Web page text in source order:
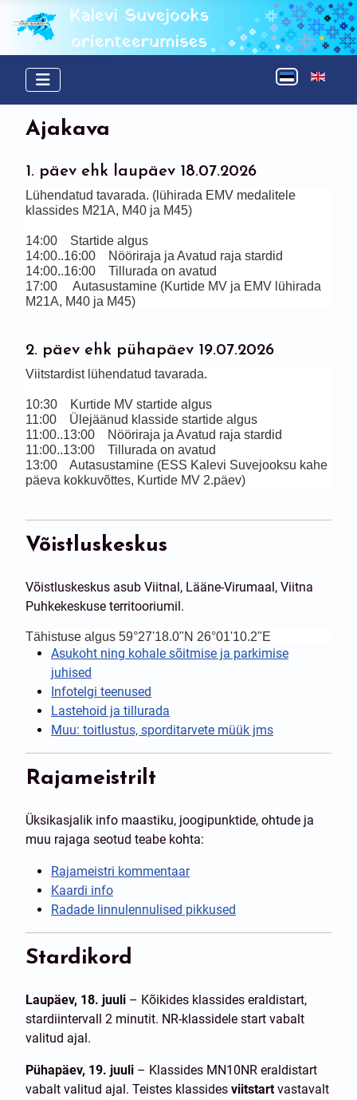
Vali keel
Ajakava
1. päev ehk laupäev 18.07.2026
Lühendatud tavarada. (lühirada EMV medalitele
klassides M21A, M40 ja M45)
14:00    Startide algus
14:00..16:00    Nööriraja ja Avatud raja stardid
14:00..16:00    Tillurada on avatud
17:00     Autasustamine (Kurtide MV ja EMV lühirada
M21A, M40 ja M45)
2. päev ehk pühapäev 19.07.2026
Viitstardist lühendatud tavarada.
10:30    Kurtide MV startide algus
11:00    Ülejäänud klasside startide algus
11:00..13:00    Nööriraja ja Avatud raja stardid
11:00..13:00    Tillurada on avatud
13:00    Autasustamine (ESS Kalevi Suvejooksu kahe
päeva kokkuvõttes, Kurtide MV 2.päev)
Võistluskeskus
Võistluskeskus asub Viitnal, Lääne-Virumaal, Viitna
Puhkekeskuse territooriumil.
Tähistuse algus 59°27'18.0"N 26°01'10.2"E
Asukoht ning kohale sõitmise ja parkimise
juhised
Infotelgi teenused
Lastehoid ja tillurada
Muu: toitlustus, sporditarvete müük jms
Rajameistrilt
Üksikasjalik info maastiku, joogipunktide, ohtude ja
muu rajaga seotud teabe kohta:
Rajameistri kommentaar
Kaardi info
Radade linnulennulised pikkused
Stardikord
Laupäev, 18. juuli – Kõikides klassides eraldistart,
stardiintervall 2 minutit. NR-klassidele start vabalt
valitud ajal.
Pühapäev, 19. juuli – Klassides MN10NR eraldistart
vabalt valitud ajal. Teistes klassides viitstartvastavalt